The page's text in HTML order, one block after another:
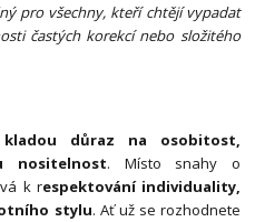
pro všechny, kteří chtějí vypadat
častých korekcí nebo složitého
důraz na osobitost,
nositelnost. Místo snahy o
k respektování individuality,
stylu. Ať už se rozhodnete